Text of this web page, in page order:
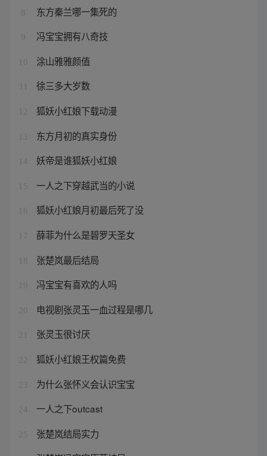
8 东方秦兰哪一集死的
9 冯宝宝拥有八奇技
10 涂山雅雅颜值
徐三多大岁数
12 狐妖小红娘下载动漫
13 东方月初的真实身份
14 妖帝是谁狐妖小红娘
15 一人之下穿越武当的小说
16 狐妖小红娘月初最后死了没
17 薛菲为什么是碧罗天圣女
18 张楚岚最后结局
19 冯宝宝有喜欢的人吗
20 电视剧张灵玉一血过程是哪几
21 张灵玉很讨厌
22 狐妖小红娘王权篇免费
23 为什么张怀义会认识宝宝
24 一人之下outcast
25 张楚岚结局实力